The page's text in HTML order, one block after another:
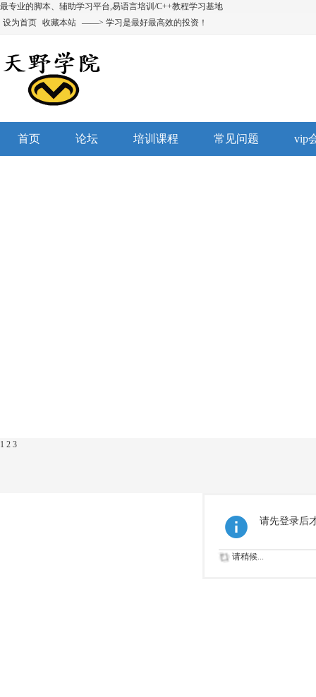
最专业的脚本、辅助学习平台,易语言培训/C++教程学习基地
设为首页 收藏本站 ——> 学习是最好最高效的投资！
首页 论坛 培训课程 常见问题 vip
1 2 3
请先登录后
请稍候...